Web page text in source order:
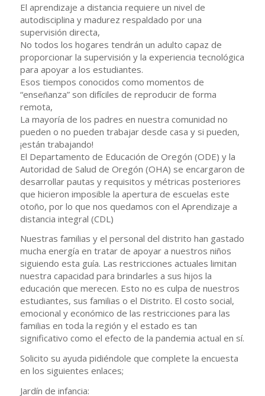
El aprendizaje a distancia requiere un nivel de
autodisciplina y madurez respaldado por una
supervisión directa,
No todos los hogares tendrán un adulto capaz de
proporcionar la supervisión y la experiencia tecnológica
para apoyar a los estudiantes.
Esos tiempos conocidos como momentos de
“enseñanza” son difíciles de reproducir de forma
remota,
La mayoría de los padres en nuestra comunidad no
pueden o no pueden trabajar desde casa y si pueden,
¡están trabajando!
El Departamento de Educación de Oregón (ODE) y la
Autoridad de Salud de Oregón (OHA) se encargaron de
desarrollar pautas y requisitos y métricas posteriores
que hicieron imposible la apertura de escuelas este
otoño, por lo que nos quedamos con el Aprendizaje a
distancia integral (CDL)
Nuestras familias y el personal del distrito han gastado
mucha energía en tratar de apoyar a nuestros niños
siguiendo esta guía. Las restricciones actuales limitan
nuestra capacidad para brindarles a sus hijos la
educación que merecen. Esto no es culpa de nuestros
estudiantes, sus familias o el Distrito. El costo social,
emocional y económico de las restricciones para las
familias en toda la región y el estado es tan
significativo como el efecto de la pandemia actual en sí.
Solicito su ayuda pidiéndole que complete la encuesta
en los siguientes enlaces;
Jardín de infancia: